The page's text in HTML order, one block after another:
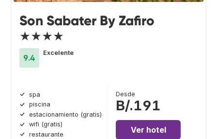
Son Sabater By Zafiro
★★★★
9.4
Excelente
spa
piscina
estacionamiento (gratis)
wifi (gratis)
restaurante
Desde
B/.191
Ver hotel